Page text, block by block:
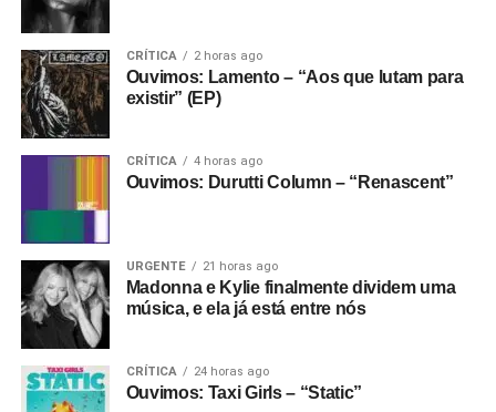
CRÍTICA 2 horas ago
Ouvimos: Lamento – “Aos que lutam para
existir” (EP)
CRÍTICA 4 horas ago
Ouvimos: Durutti Column – “Renascent”
URGENTE 21 horas ago
Madonna e Kylie finalmente dividem uma
música, e ela já está entre nós
CRÍTICA 24 horas ago
Ouvimos: Taxi Girls – “Static”